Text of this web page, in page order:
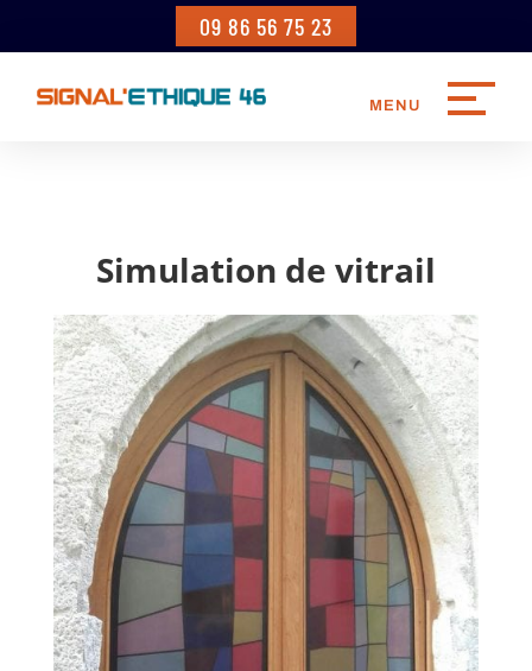
09 86 56 75 23
Simulation de vitrail